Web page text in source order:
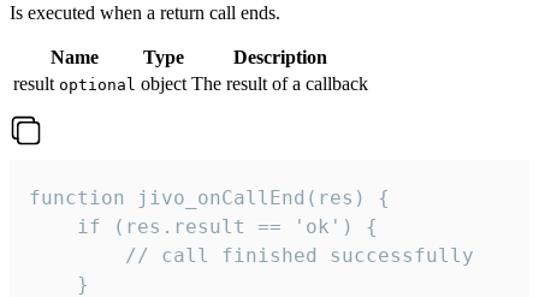
Is executed when a return call ends.
Name Type
Description
result optional object The result of a callback
function jivo_onCallEnd(res) {
    if (res.result == 'ok') {
        // call finished successfully
    }